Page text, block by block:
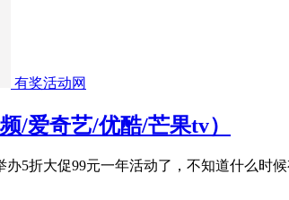
有奖活动网
/爱奇艺/优酷/芒果tv）
5折大促99元一年活动了，不知道什么时